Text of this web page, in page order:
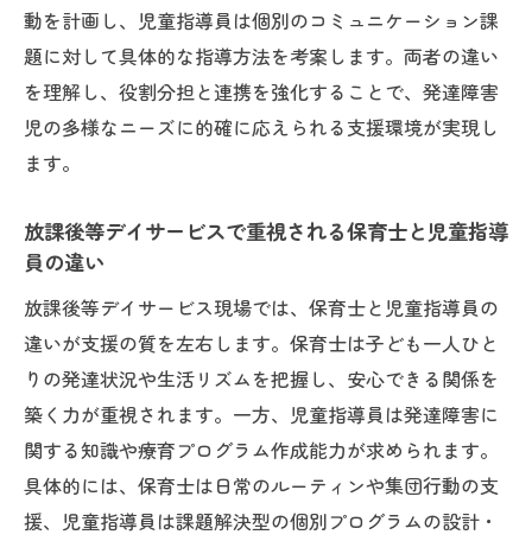
動を計画し、児童指導員は個別のコミュニケーション課
題に対して具体的な指導方法を考案します。両者の違い
を理解し、役割分担と連携を強化することで、発達障害
児の多様なニーズに的確に応えられる支援環境が実現し
ます。
放課後等デイサービスで重視される保育士と児童指導
員の違い
放課後等デイサービス現場では、保育士と児童指導員の
違いが支援の質を左右します。保育士は子ども一人ひと
りの発達状況や生活リズムを把握し、安心できる関係を
築く力が重視されます。一方、児童指導員は発達障害に
関する知識や療育プログラム作成能力が求められます。
具体的には、保育士は日常のルーティンや集団行動の支
援、児童指導員は課題解決型の個別プログラムの設計・